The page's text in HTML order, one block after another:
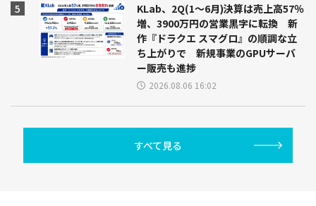
KLab、2Q(1～6月)決算は売上高57％
増、3900万円の営業黒字に転換 新
作『ドラクエ スマグロ』の順調な立
ち上がりで 新規事業のGPUサーバ
ー販売も進捗
2026.08.06 16:02
すべて見る